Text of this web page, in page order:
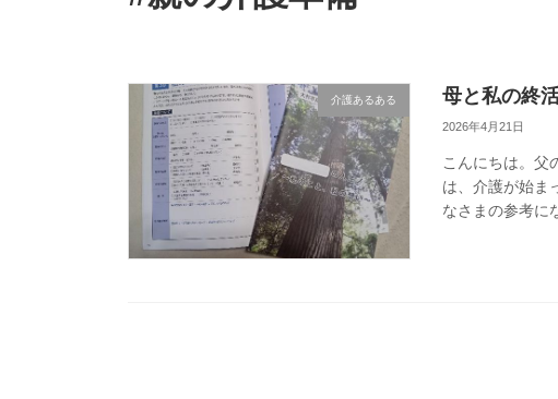
介護あるある 母と私の終
2026年4月21日
こんにちは。父
は、介護が始ま
なさまの参考に